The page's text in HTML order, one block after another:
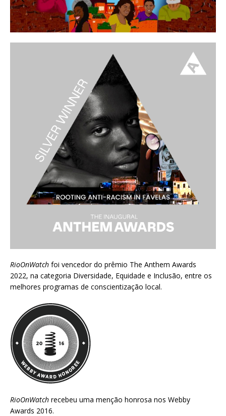
RioOnWatch foi vencedor do prêmio The Anthem Awards
2022, na categoria Diversidade, Equidade e Inclusão, entre os
melhores programas de conscientização local.
RioOnWatch recebeu uma menção honrosa nos Webby
Awards 2016.